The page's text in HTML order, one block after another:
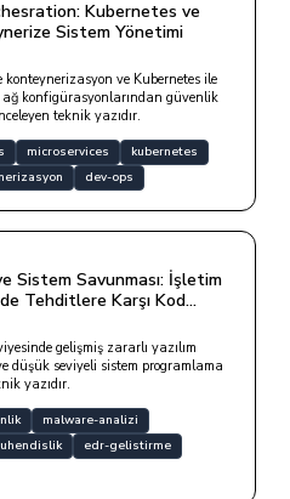
Kubernetes ve
Sistem Yönetimi
ve Kubernetes ile
konfigürasyonlarından güvenlik
teknik yazıdır.
microservices
kubernetes
dev-ops
Sistem Savunması: İşletim
Tehditlere Karşı Kod
gelişmiş zararlı yazılım
düşük seviyeli sistem programlama
yazıdır.
malware-analizi
edr-gelistirme